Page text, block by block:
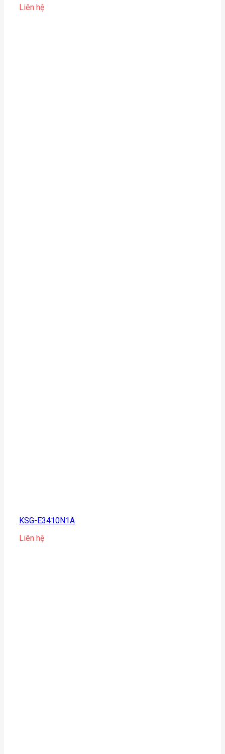
Liên hệ
KSG-E3410N1A
Liên hệ